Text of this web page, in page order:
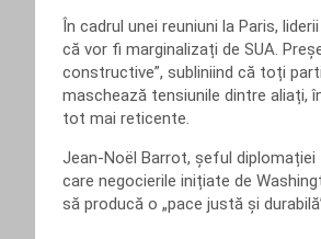
În cadrul unei reuniuni la Paris,
că vor fi marginalizați de SUA.
constructive”, subliniind că toți
maschează tensiunile dintre aliați,
tot mai reticente.
Jean-Noël Barrot, șeful
care negocierile inițiate de
să producă o „pace justă și